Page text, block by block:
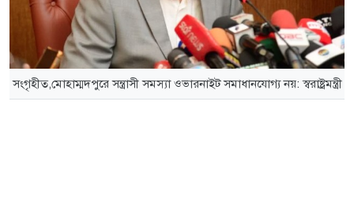
সংগৃহীত,মোহাম্মদপুরে সন্ত্রাসী সমস্যা ওভারনাইট সমাধানযোগ্য নয়: স্বরাষ্ট্রমন্ত্রী